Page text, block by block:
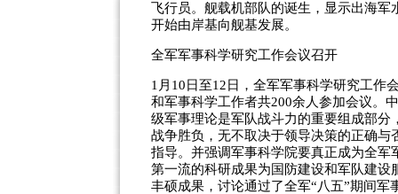
飞行员。舰载机部队的诞生，显示出海
开始由岸基向舰基发展。
全军军事科学研究工作会议召开
1月10日至12日，全军军事科学研究工作
和军事科学工作者共200余人参加会议。
级军事理论是军队战斗力的重要组成部
战争胜负，无不取决于领导决策的正确
指导。并强调军事科学院要真正成为全军
第一流的科研成果为国防建设和军队建设
丰硕成果，讨论通过了全军“八五”期间